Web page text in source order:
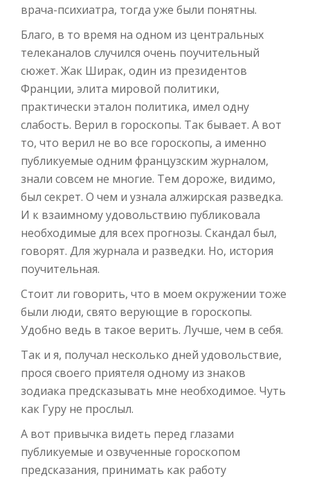
врача-психиатра, тогда уже были понятны.
Благо, в то время на одном из центральных
телеканалов случился очень поучительный
сюжет. Жак Ширак, один из президентов
Франции, элита мировой политики,
практически эталон политика, имел одну
слабость. Верил в гороскопы. Так бывает. А вот
то, что верил не во все гороскопы, а именно
публикуемые одним французским журналом,
знали совсем не многие. Тем дороже, видимо,
был секрет. О чем и узнала алжирская разведка.
И к взаимному удовольствию публиковала
необходимые для всех прогнозы. Скандал был,
говорят. Для журнала и разведки. Но, история
поучительная.
Стоит ли говорить, что в моем окружении тоже
были люди, свято верующие в гороскопы.
Удобно ведь в такое верить. Лучше, чем в себя.
Так и я, получал несколько дней удовольствие,
прося своего приятеля одному из знаков
зодиака предсказывать мне необходимое. Чуть
как Гуру не прослыл.
А вот привычка видеть перед глазами
публикуемые и озвученные гороскопом
предсказания, принимать как работу